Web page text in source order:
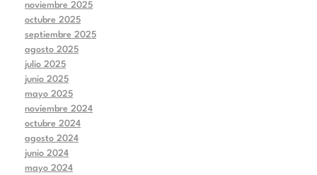
noviembre 2025
octubre 2025
septiembre 2025
agosto 2025
julio 2025
junio 2025
mayo 2025
noviembre 2024
octubre 2024
agosto 2024
junio 2024
mayo 2024